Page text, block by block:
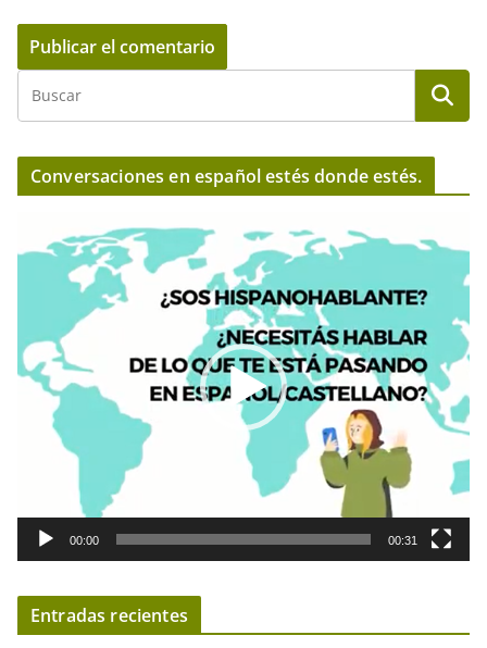
Conversaciones en español estés donde estés.
e
d
d
í
d
00:00 00:31
Entradas recientes